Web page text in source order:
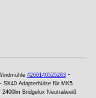
4260140525283-
SK40 Adapterhülse für MK5
Bridgelux Neutralweiß